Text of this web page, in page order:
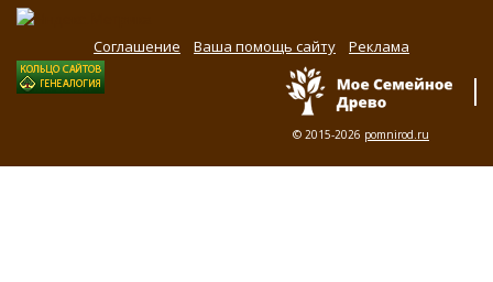
Соглашение Ваша помощь сайту Реклама
© 2015-2026 pomnirod.ru